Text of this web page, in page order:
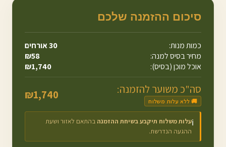
סיכום ההזמנה שלכם
כמות מנות: 30אורחים
מחיר בסיס למנה:
₪58
אוכל מוכן (בסיס):
₪1,740
סה"כ משוער להזמנה:
🚚 ללא עלות משלוח ₪1,740
ℹ️עלות משלוח תיקבע בשיחת ההזמנה בהתאם לאזור ושעת
ההגעה הנדרשת.